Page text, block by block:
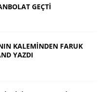
GEÇTİ
KALEMİNDEN FARUK
YAZDI